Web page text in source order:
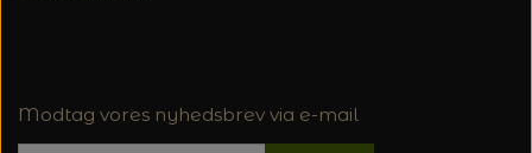
Modtag vores nyhedsbrev via e-mail